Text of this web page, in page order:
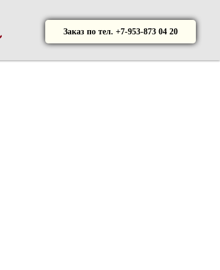
Заказ по тел. +7-953-873 04 20